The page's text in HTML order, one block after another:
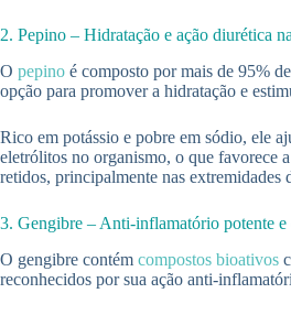
2. Pepino – Hidratação e ação diurética
O pepino é composto por mais de 95%
opção para promover a hidratação e
Rico em potássio e pobre em sódio, ele
eletrólitos no organismo, o que favorece
retidos, principalmente nas extremidades
3. Gengibre – Anti-inflamatório potente e
O gengibre contém compostos bioativos
reconhecidos por sua ação anti-